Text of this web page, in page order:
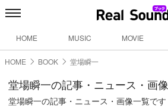
HOME MUSIC MOVIE
HOME BOOK 堂場瞬一
堂場瞬一の記事・ニュース・画
堂場瞬一の記事・ニュース・画像一覧です